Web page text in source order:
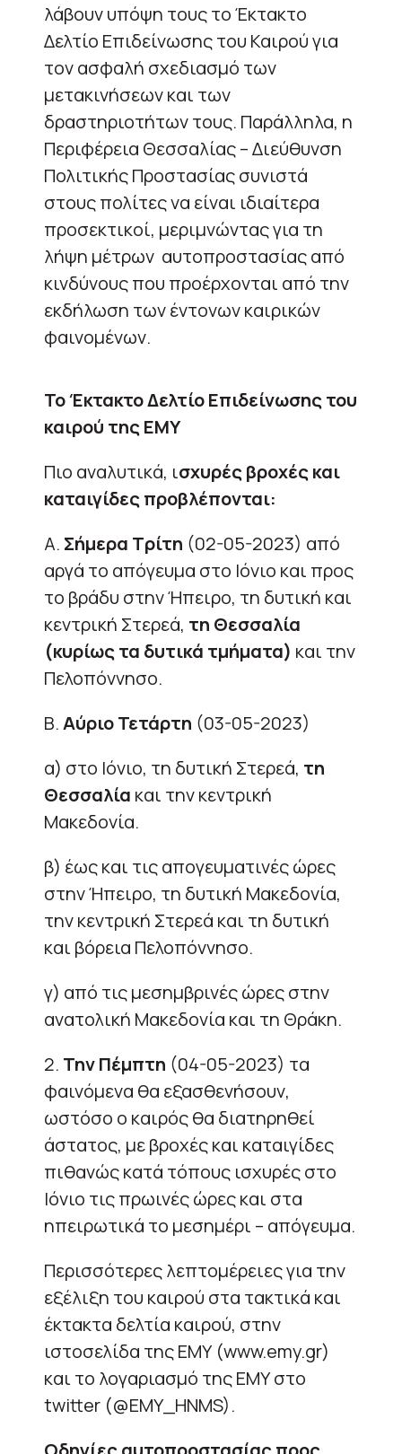
λάβουν υπόψη τους το Έκτακτο
Δελτίο Επιδείνωσης του Καιρού για
τον ασφαλή σχεδιασμό των
μετακινήσεων και των
δραστηριοτήτων τους. Παράλληλα, η
Περιφέρεια Θεσσαλίας – Διεύθυνση
Πολιτικής Προστασίας συνιστά
στους πολίτες να είναι ιδιαίτερα
προσεκτικοί, μεριμνώντας για τη
λήψη μέτρων αυτοπροστασίας από
κινδύνους που προέρχονται από την
εκδήλωση των έντονων καιρικών
φαινομένων.
Το Έκτακτο Δελτίο Επιδείνωσης του
καιρού της ΕΜΥ
Πιο αναλυτικά, ισχυρές βροχές και
καταιγίδες προβλέπονται:
Α. Σήμερα Τρίτη (02-05-2023) από
αργά το απόγευμα στο Ιόνιο και προς
το βράδυ στην Ήπειρο, τη δυτική και
κεντρική Στερεά, τη Θεσσαλία
(κυρίως τα δυτικά τμήματα) και την
Πελοπόννησο.
Β.Αύριο Τετάρτη (03-05-2023)
α) στο Ιόνιο, τη δυτική Στερεά, τη
Θεσσαλία και την κεντρική
Μακεδονία.
β) έως και τις απογευματινές ώρες
στην Ήπειρο, τη δυτική Μακεδονία,
την κεντρική Στερεά και τη δυτική
και βόρεια Πελοπόννησο.
γ) από τις μεσημβρινές ώρες στην
ανατολική Μακεδονία και τη Θράκη.
2. Την Πέμπτη (04-05-2023) τα
φαινόμενα θα εξασθενήσουν,
ωστόσο ο καιρός θα διατηρηθεί
άστατος, με βροχές και καταιγίδες
πιθανώς κατά τόπους ισχυρές στο
Ιόνιο τις πρωινές ώρες και στα
ηπειρωτικά το μεσημέρι – απόγευμα.
Περισσότερες λεπτομέρειες για την
εξέλιξη του καιρού στα τακτικά και
έκτακτα δελτία καιρού, στην
ιστοσελίδα της ΕΜΥ (www.emy.gr)
και το λογαριασμό της ΕΜΥ στο
twitter (@EMY_HNMS).